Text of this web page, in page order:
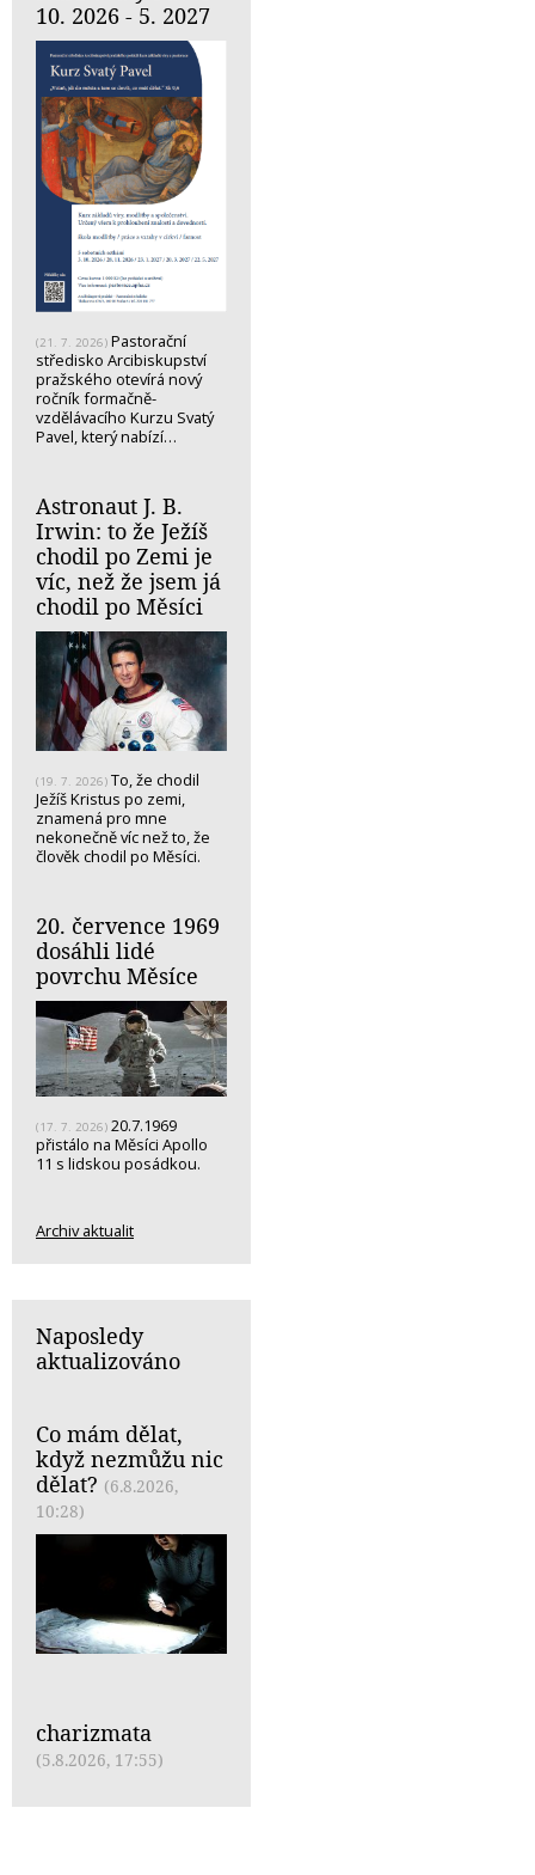
10. 2026 - 5. 2027
(21. 7. 2026) Pastorační
středisko Arcibiskupství
pražského otevírá nový
ročník formačně-
vzdělávacího Kurzu Svatý
Pavel, který nabízí…
Astronaut J. B.
Irwin: to že Ježíš
chodil po Zemi je
víc, než že jsem já
chodil po Měsíci
(19. 7. 2026) To, že chodil
Ježíš Kristus po zemi,
znamená pro mne
nekonečně víc než to, že
člověk chodil po Měsíci.
20. července 1969
dosáhli lidé
povrchu Měsíce
(17. 7. 2026) 20.7.1969
přistálo na Měsíci Apollo
11 s lidskou posádkou.
Archiv aktualit
Naposledy
aktualizováno
Co mám dělat,
když nezmůžu nic
dělat? (6.8.2026,
10:28)
charizmata
(5.8.2026, 17:55)